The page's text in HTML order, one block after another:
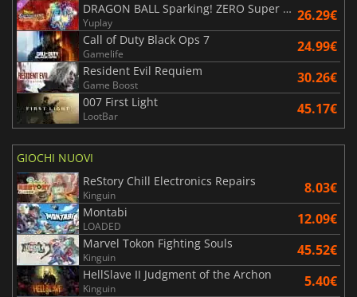
DRAGON BALL Sparking! ZERO Super Limit Breaking NEO
Yuplay 26.29€
Call of Duty Black Ops 7
Gamelife 24.99€
Resident Evil Requiem
Game Boost 30.26€
007 First Light
LootBar 45.17€
GIOCHI NUOVI
ReStory Chill Electronics Repairs
Kinguin 8.03€
Montabi
LOADED 12.09€
Marvel Tokon Fighting Souls
Kinguin 45.52€
HellSlave II Judgment of the Archon
Kinguin 5.40€